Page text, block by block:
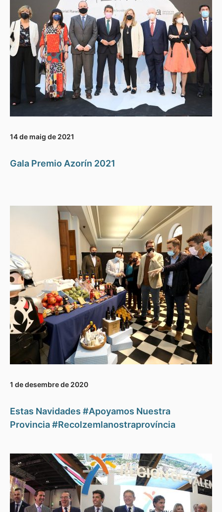
14 de maig de 2021
Gala Premio Azorín 2021
1 de desembre de 2020
Estas Navidades #Apoyamos Nuestra
Provincia #Recolzemlanostraprovíncia